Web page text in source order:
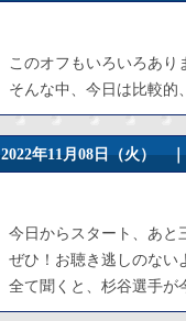
このオフもいろいろあり
そんな中、今日は比較的
2022年11月08日（火
今日からスタート、あと
ぜひ！お聴き逃しのない
全て聞くと、杉谷選手